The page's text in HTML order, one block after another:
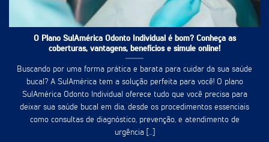
O Plano SulAmérica Odonto Individual é bom? Conheça as
coberturas, vantagens, benefícios e simule online!
Buscando por uma forma prática e barata para cuidar da sua saúde
bucal? A SulAmérica tem a solução perfeita para você! O plano
SulAmérica Odonto Individual oferece tudo que você precisa para
deixar sua saúde bucal em dia, desde os procedimentos essenciais
como consultas de diagnóstico, prevenção, e atendimento de
urgência [...]